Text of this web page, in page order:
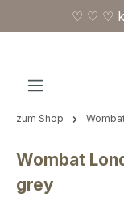
Zum Hauptinhalt
♡ ♡ ♡
zum Shop
Wombat
grey